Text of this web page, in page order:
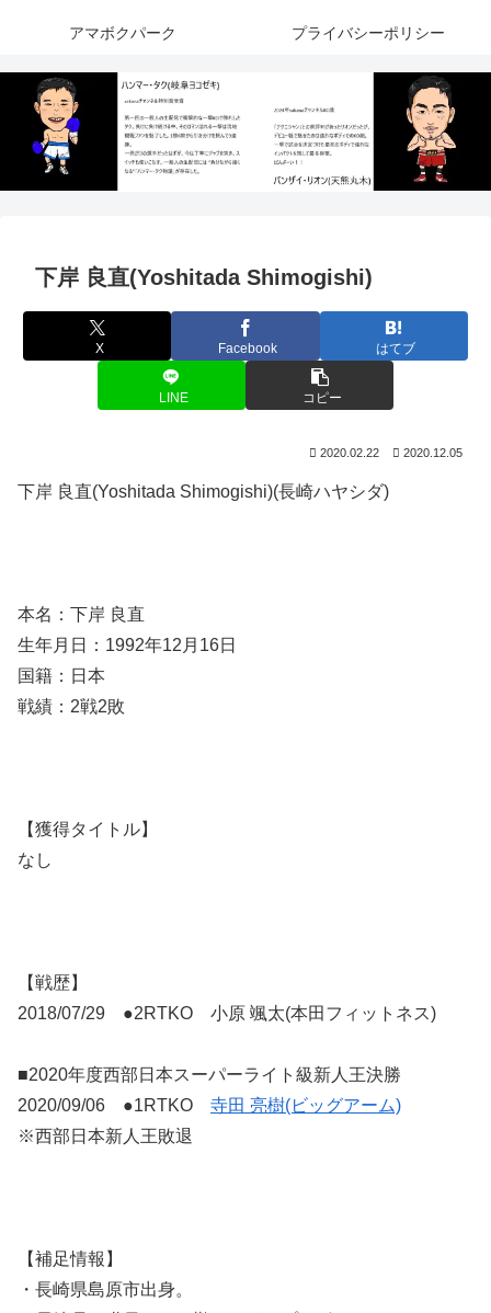
アマボクパーク プライバシーポリシー
下岸 良直(Yoshitada Shimogishi)
X Facebook はてブ
LINE コピー
2020.02.22 2020.12.05
下岸 良直(Yoshitada Shimogishi)(長崎ハヤシダ)
本名：下岸 良直
生年月日：1992年12月16日
国籍：日本
戦績：2戦2敗
【獲得タイトル】
なし
【戦歴】
2018/07/29 ●2RTKO 小原 颯太(本田フィットネス)
■2020年度西部日本スーパーライト級新人王決勝
2020/09/06 ●1RTKO 寺田 亮樹(ビッグアーム)
※西部日本新人王敗退
【補足情報】
・長崎県島原市出身。